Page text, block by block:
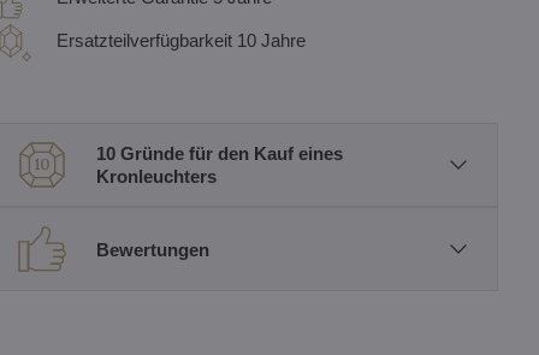
Ersatzteilverfügbarkeit 10 Jahre
10 Gründe für den Kauf eines
Kronleuchters
Bewertungen